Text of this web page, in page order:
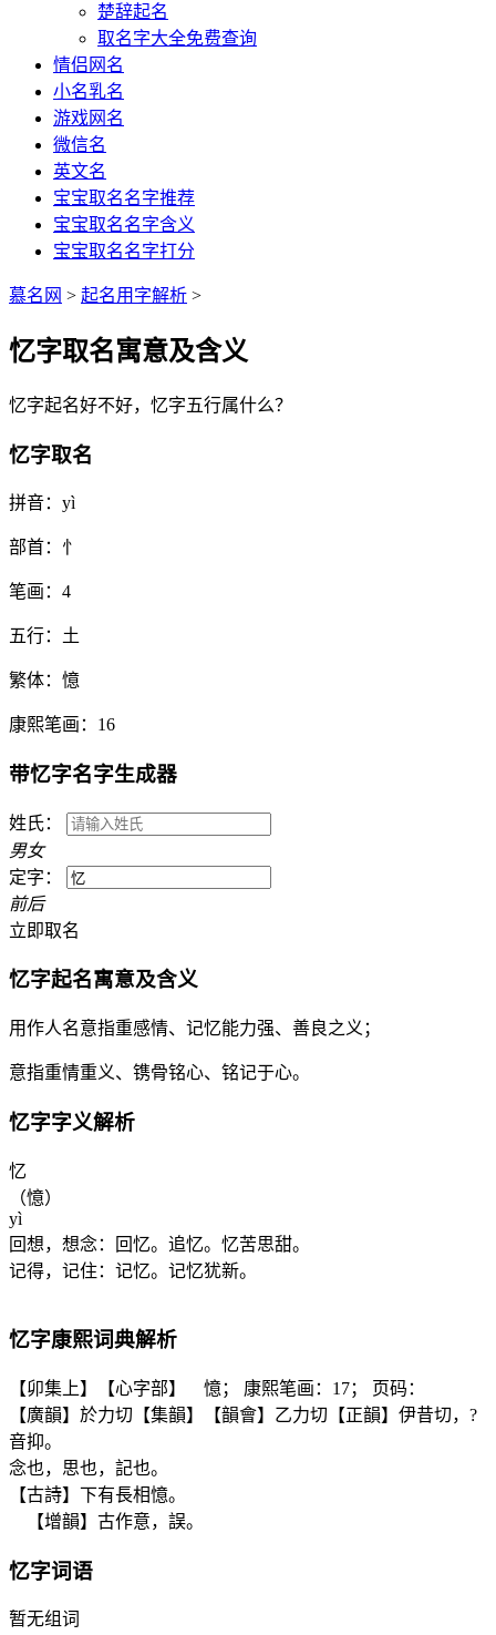
楚辞起名
取名字大全免费查询
情侣网名
小名乳名
游戏网名
微信名
英文名
宝宝取名名字推荐
宝宝取名名字含义
宝宝取名名字打分
慕名网 > 起名用字解析 >
忆字取名寓意及含义
忆字起名好不好， 忆字五行属什么？
忆字取名
拼音： yì
部首： 忄
笔画： 4
五行： 土
繁体： 憶
康熙笔画： 16
带忆字名字生成器
姓氏：
男女
定字：
前后
立即取名
忆字起名寓意及含义
用作人名意指重感情、记忆能力强、善良之义；
意指重情重义、镌骨铭心、铭记于心。
忆字字义解析
忆
（憶）
yì
回想，想念：回忆。追忆。忆苦思甜。
记得，记住：记忆。记忆犹新。
忆字康熙词典解析
【卯集上】【心字部】 憶； 康熙笔画：17； 页码：
【廣韻】於力切【集韻】【韻會】乙力切【正韻】伊昔切，?
音抑。
念也，思也，記也。
【古詩】下有長相憶。
【增韻】古作意，誤。
忆字词语
暂无组词